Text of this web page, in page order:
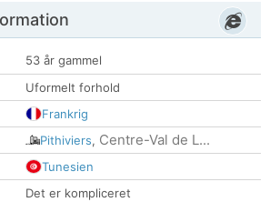
53 år gammel
Uformelt forhold
Frankrig
Pithiviers, Centre-Val de L...
Tunesien
Det er kompliceret